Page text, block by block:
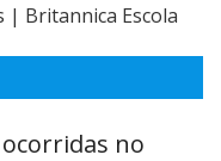
| Britannica Escola
ocorridas no